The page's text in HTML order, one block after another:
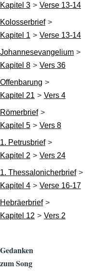
Kapitel 3
Verse 13-14
Kolosserbrief
Kapitel 1
Verse 13-14
Johannesevangelium
Kapitel 8
Vers 36
Offenbarung
Kapitel 21
Vers 4
Römerbrief
Kapitel 5
Vers 8
1. Petrusbrief
Kapitel 2
Vers 24
1. Thessalonicherbrief
Kapitel 4
Verse 16-17
Hebräerbrief
Kapitel 12
Vers 2
Gedanken
zum Song